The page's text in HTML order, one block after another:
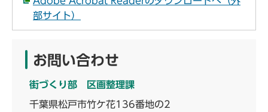
部サイト）
お問い合わせ
街づくり部 区画整理課
千葉県松戸市竹ケ花136番地の2